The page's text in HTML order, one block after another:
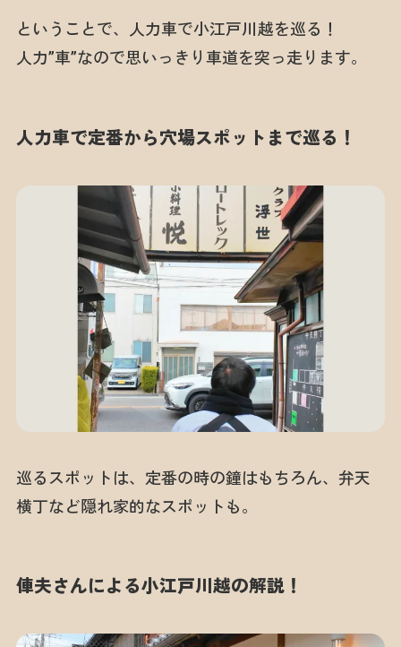
ということで、人力車で小江戸川越を巡る！
人力”車”なので思いっきり車道を突っ走ります。
人力車で定番から穴場スポットまで巡る！
巡るスポットは、定番の時の鐘はもちろん、弁天
横丁など隠れ家的なスポットも。
俥夫さんによる小江戸川越の解説！